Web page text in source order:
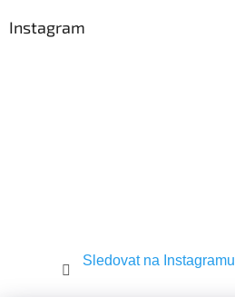
Instagram
Sledovat na Instagramu